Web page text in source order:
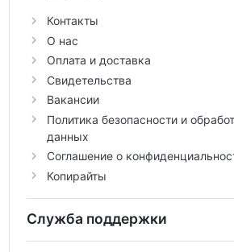
Контакты
О нас
Оплата и доставка
Свидетельства
Вакансии
Политика безопасности и
данных
Соглашение о
Копирайты
Служба поддержки